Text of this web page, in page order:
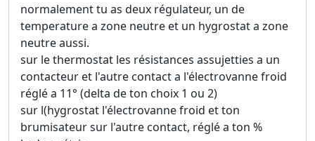
normalement tu as deux régulateur, un de
temperature a zone neutre et un hygrostat a zone
neutre aussi.
sur le thermostat les résistances assujetties a un
contacteur et l'autre contact a l'électrovanne froid
réglé a 11° (delta de ton choix 1 ou 2)
sur l(hygrostat l'électrovanne froid et ton
brumisateur sur l'autre contact, réglé a ton %